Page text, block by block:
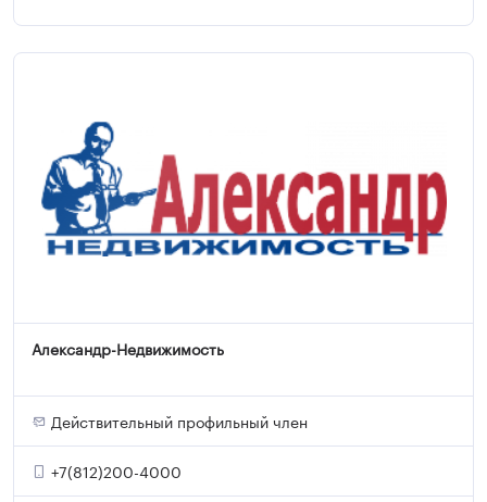
Александр-Недвижимость
Действительный профильный член
+7(812)200-4000